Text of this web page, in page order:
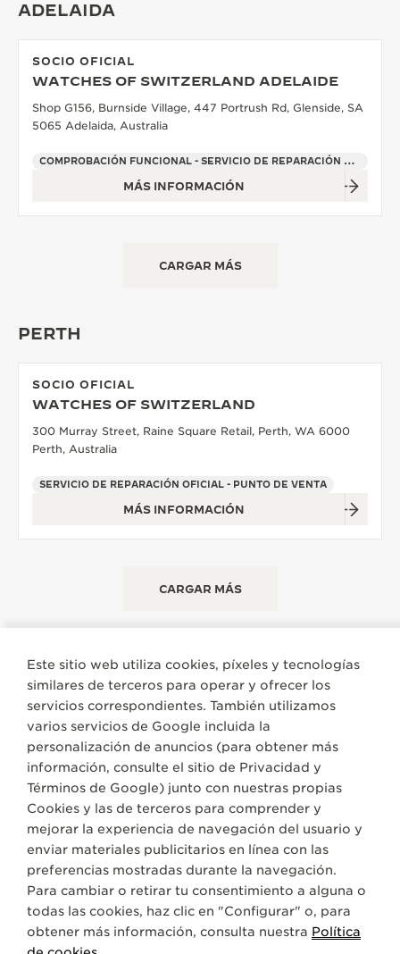
ADELAIDA
SOCIO OFICIAL
WATCHES OF SWITZERLAND ADELAIDE
Shop G156, Burnside Village, 447 Portrush Rd, Glenside, SA
5065 Adelaida, Australia
COMPROBACIÓN FUNCIONAL - SERVICIO DE REPARACIÓN OFICIAL - PUNTO DE VENTA
MÁS INFORMACIÓN
CARGAR MÁS
PERTH
SOCIO OFICIAL
WATCHES OF SWITZERLAND
300 Murray Street, Raine Square Retail, Perth, WA 6000
Perth, Australia
SERVICIO DE REPARACIÓN OFICIAL - PUNTO DE VENTA
MÁS INFORMACIÓN
CARGAR MÁS
ENCONTRAR UNA BOUTIQUE TODAS LAS TIENDAS
AUSTRALIA
ACERCA DE NOSOTROS
SERVICIOS
CONTACTO
Este sitio web utiliza cookies, píxeles y tecnologías
similares de terceros para operar y ofrecer los
servicios correspondientes. También utilizamos
varios servicios de Google incluida la
personalización de anuncios (para obtener más
información, consulte el sitio de Privacidad y
Términos de Google) junto con nuestras propias
Cookies y las de terceros para comprender y
mejorar la experiencia de navegación del usuario y
enviar materiales publicitarios en línea con las
preferencias mostradas durante la navegación.
Para cambiar o retirar tu consentimiento a alguna o
todas las cookies, haz clic en "Configurar" o, para
obtener más información, consulta nuestra Política